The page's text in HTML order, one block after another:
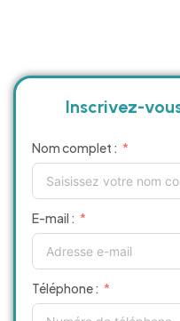
Inscrivez-
Nom complet :
E-mail :
Téléphone :